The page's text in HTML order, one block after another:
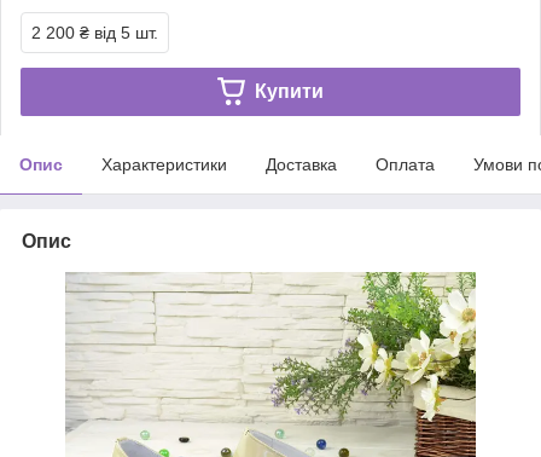
2 200 ₴ від 5 шт.
Купити
Опис Характеристики Доставка Оплата Умови
Опис